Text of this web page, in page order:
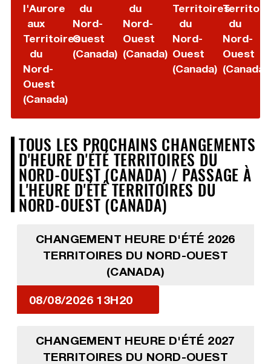
l'Aurore
aux
Territoires
du
Nord-
Ouest
(Canada)
du
Nord-
Ouest
(Canada)
du
Nord-
Ouest
(Canada)
Territoires
du
Nord-
Ouest
(Canada)
du
Nord-
Ouest
(Canada)
TOUS LES PROCHAINS CHANGEMENTS
D'HEURE D'ÉTÉ TERRITOIRES DU
NORD-OUEST (CANADA) / PASSAGE À
L'HEURE D'ÉTÉ TERRITOIRES DU
NORD-OUEST (CANADA)
CHANGEMENT HEURE D'ÉTÉ 2026
TERRITOIRES DU NORD-OUEST
(CANADA)
08/08/2026 13H20
CHANGEMENT HEURE D'ÉTÉ 2027
TERRITOIRES DU NORD-OUEST